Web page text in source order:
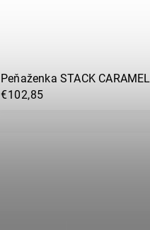
Peňaženka STACK CARAMEL
€102,85